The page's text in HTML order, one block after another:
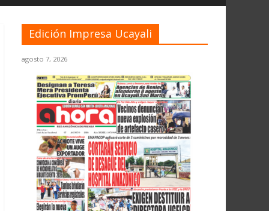
Edición Impresa Ucayali
agosto 7, 2026